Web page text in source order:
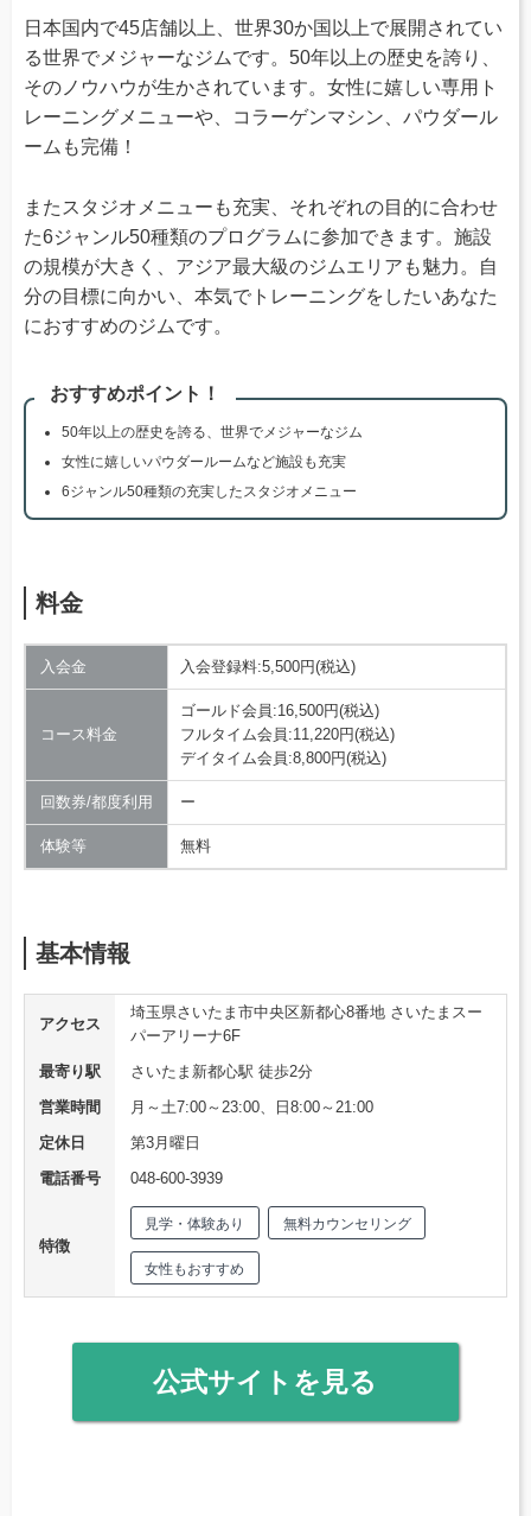
日本国内で45店舗以上、世界30か国以上で展開されてい
る世界でメジャーなジムです。50年以上の歴史を誇り、
そのノウハウが生かされています。女性に嬉しい専用ト
レーニングメニューや、コラーゲンマシン、パウダール
ームも完備！
またスタジオメニューも充実、それぞれの目的に合わせ
た6ジャンル50種類のプログラムに参加できます。施設
の規模が大きく、アジア最大級のジムエリアも魅力。自
分の目標に向かい、本気でトレーニングをしたいあなた
におすすめのジムです。
おすすめポイント！
50年以上の歴史を誇る、世界でメジャーなジム
女性に嬉しいパウダールームなど施設も充実
6ジャンル50種類の充実したスタジオメニュー
料金
入会金 入会登録料:5,500円(税込)
コース料金
ゴールド会員:16,500円(税込)
フルタイム会員:11,220円(税込)
デイタイム会員:8,800円(税込)
回数券/都度利用 ー
体験等 無料
基本情報
アクセス
埼玉県さいたま市中央区新都心8番地 さいたまスー
パーアリーナ6F
最寄り駅
さいたま新都心駅 徒歩2分
営業時間
月～土7:00～23:00、日8:00～21:00
定休日
第3月曜日
電話番号
048-600-3939
特徴
見学・体験あり 無料カウンセリング
女性もおすすめ
公式サイトを見る